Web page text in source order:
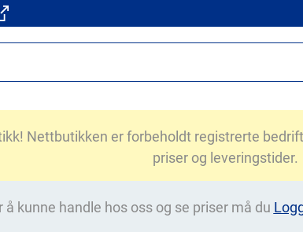
Nettbutikken er forbeholdt registrerte
priser og leveringstider.
å kunne handle hos oss og se priser må du